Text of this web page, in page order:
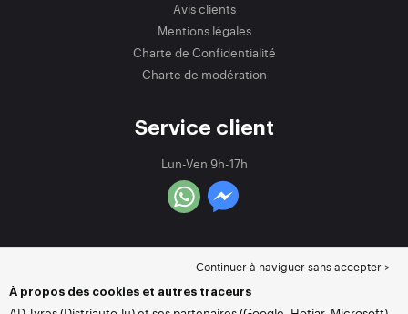
Avis clients
Mentions légales
Charte de Confidentialité
Charte de modération
Service client
Lun-Ven 9h-17h
Continuer à naviguer sans accepter >
À propos des cookies et autres traceurs